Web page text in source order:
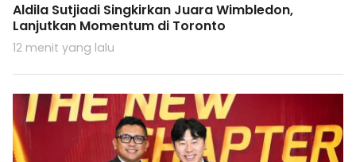
Aldila Sutjiadi Singkirkan Juara Wimbledon,
Lanjutkan Momentum di Toronto
12 menit yang lalu